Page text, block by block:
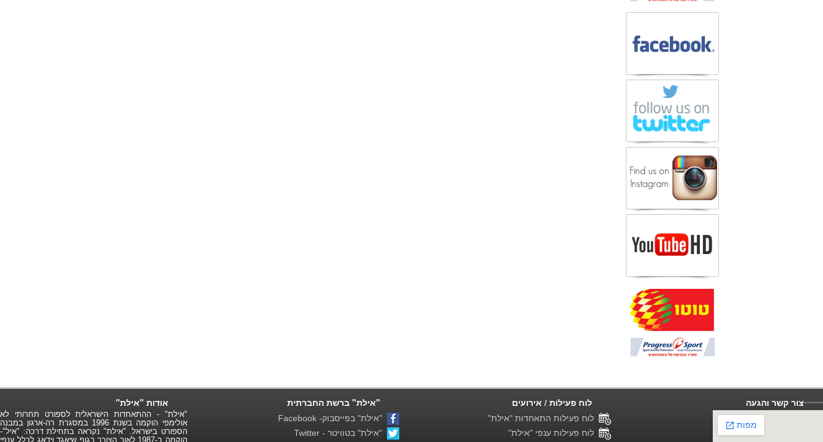
אודות "אילת"
"אילת" - ההתאחדות הישראלית לספורט תחרותי לא
אולימפי הוקמה בשנת 1996 במסגרת רה-ארגון במבנה
הספורט בישראל. "אילת" נקראה בתחילת דרכה: "איל"-
הוקמה ב-1987 לאור הצורך בגוף שיאגד וידאג לכלל ענפי
"אילת" ברשת החברתית
"אילת" בפייסבוק- Facebook
"אילת" בטוויטר - Twitter
לוח פעילות / אירועים
לוח פעילות התאחדות "אילת"
לוח פעילות ענפי "אילת"
צור קשר והגעה